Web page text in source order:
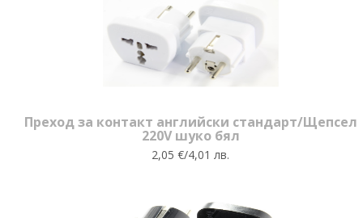
Преход за контакт английски стандарт/Щепсел
220V шуко бял
2,05 €/4,01 лв.